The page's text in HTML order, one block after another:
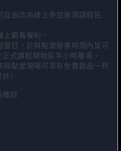
自由改為線上參加無須請假告
上觀看權利。
日，於與點堂營業時間內皆可
式課程開始前半小時離場。
點堂現場可享有免費飲品一杯
）
確認